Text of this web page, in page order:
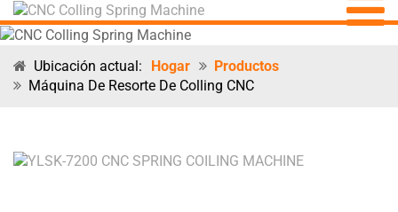
Ubicación actual: Hogar
Productos
Máquina De Resorte De Colling CNC